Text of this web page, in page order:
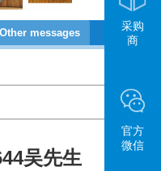
messages
吴先生
采购
商
官方
微信